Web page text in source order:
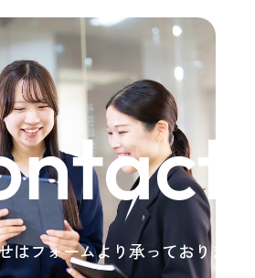
はフォームより承っております